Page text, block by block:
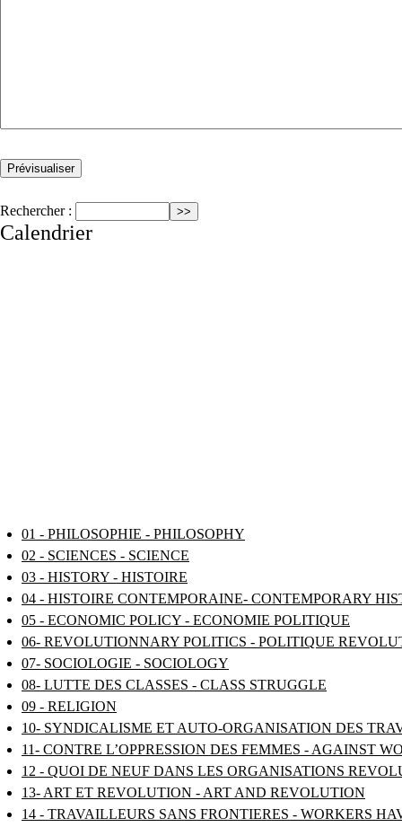
Rechercher :
Calendrier
01 - PHILOSOPHIE - PHILOSOPHY
02 - SCIENCES - SCIENCE
03 - HISTORY - HISTOIRE
04 - HISTOIRE CONTEMPORAINE- CONTEMPORARY
05 - ECONOMIC POLICY - ECONOMIE POLITIQUE
06- REVOLUTIONNARY POLITICS - POLITIQUE
07- SOCIOLOGIE - SOCIOLOGY
08- LUTTE DES CLASSES - CLASS STRUGGLE
09 - RELIGION
10- SYNDICALISME ET AUTO-ORGANISATION DES
11- CONTRE L’OPPRESSION DES FEMMES - AGAINST
12 - QUOI DE NEUF DANS LES ORGANISATIONS
13- ART ET REVOLUTION - ART AND REVOLUTION
14 - TRAVAILLEURS SANS FRONTIERES - WORKERS